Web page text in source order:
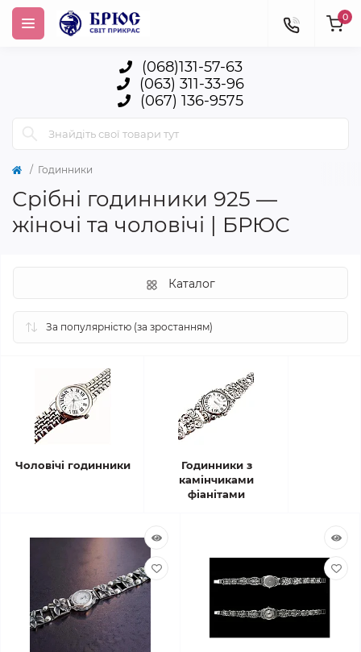
(068)131-57-63
(063) 311-33-96
(067) 136-9575
0
Годинники
Срібні годинники 925 —
жіночі та чоловічі | БРЮС
Каталог
Чоловічі годинники
Годинники з
камінчиками
фіанітами